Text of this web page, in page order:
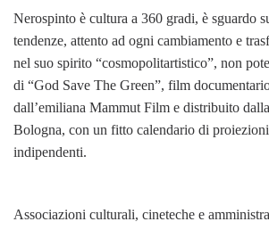
Nerospinto è cultura a 360 gradi, è sguardo
tendenze, attento ad ogni cambiamento e
nel suo spirito “cosmopolitartistico”, non
di “God Save The Green”, film
dall’emiliana Mammut Film e distribuito
Bologna, con un fitto calendario di
indipendenti.
Associazioni culturali, cineteche e